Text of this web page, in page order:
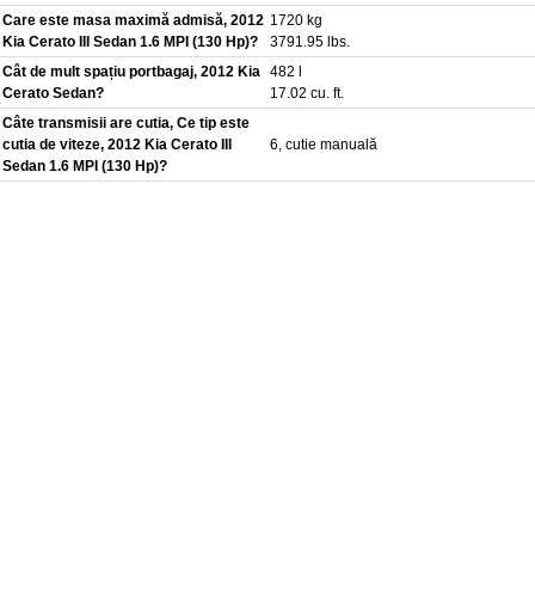
Care este masa maximă admisă, 2012
Kia Cerato III Sedan 1.6 MPI (130 Hp)?
1720 kg
3791.95 lbs.
Cât de mult spațiu portbagaj, 2012 Kia
Cerato Sedan?
482 l
17.02 cu. ft.
Câte transmisii are cutia, Ce tip este
cutia de viteze, 2012 Kia Cerato III
Sedan 1.6 MPI (130 Hp)?
6, cutie manuală